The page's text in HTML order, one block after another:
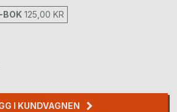
BOK 125,00 KR
I KUNDVAGNEN